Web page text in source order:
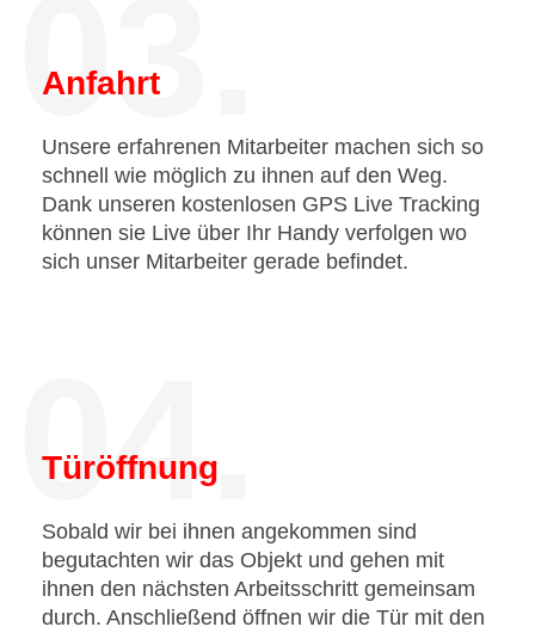
03.
Anfahrt
Unsere erfahrenen Mitarbeiter machen sich so
schnell wie möglich zu ihnen auf den Weg.
Dank unseren kostenlosen GPS Live Tracking
können sie Live über Ihr Handy verfolgen wo
sich unser Mitarbeiter gerade befindet.
04.
Türöffnung
Sobald wir bei ihnen angekommen sind
begutachten wir das Objekt und gehen mit
ihnen den nächsten Arbeitsschritt gemeinsam
durch. Anschließend öffnen wir die Tür mit den